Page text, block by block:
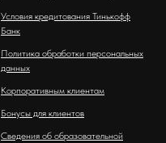
Условия кредитования Тинькофф
Банк
Политика обработки персональных
данных
Корпоративным клиентам
Бонусы для клиентов
Сведения об образовательной